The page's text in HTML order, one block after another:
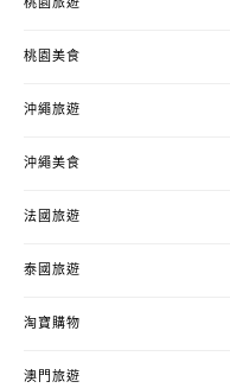
桃園旅遊
桃園美食
沖繩旅遊
沖繩美食
法國旅遊
泰國旅遊
淘寶購物
澳門旅遊